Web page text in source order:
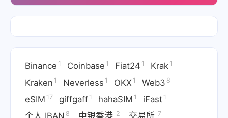
Binance 1 Coinbase 1 Fiat24 1 Krak 1
Kraken 1 Neverless 1 OKX 1 Web3 8
eSIM 17 giffgaff 1 hahaSIM 1 iFast 1
个人 IBAN 8 中银香港 2 交易所 7